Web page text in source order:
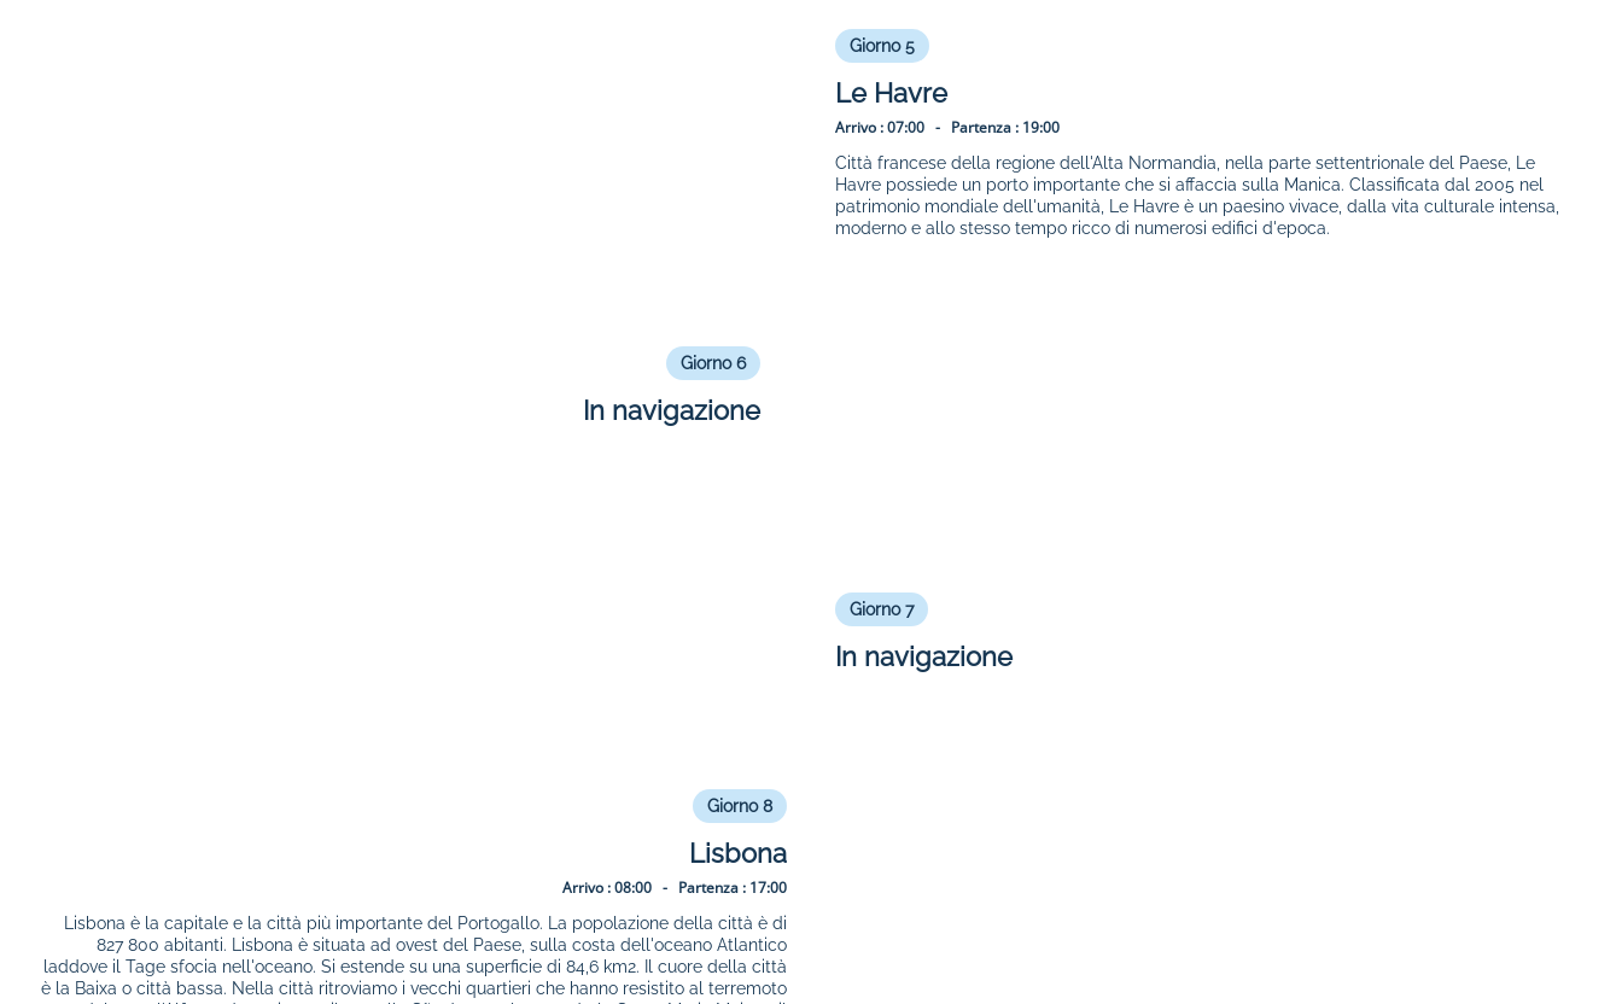
Giorno 5
Le Havre
Arrivo :07:00 - Partenza : 19:00
Città francese della regione dell'Alta Normandia, nella parte settentrionale del Paese, Le
Havre possiede un porto importante che si affaccia sulla Manica. Classificata dal 2005 nel
patrimonio mondiale dell'umanità, Le Havre è un paesino vivace, dalla vita culturale intensa,
moderno e allo stesso tempo ricco di numerosi edifici d'epoca.
Giorno 6
In navigazione
Giorno 7
In navigazione
Giorno 8
Lisbona
Arrivo :08:00 - Partenza : 17:00
Lisbona è la capitale e la città più importante del Portogallo. La popolazione della città è di
827 800 abitanti. Lisbona è situata ad ovest del Paese, sulla costa dell'oceano Atlantico
laddove il Tage sfocia nell'oceano. Si estende su una superficie di 84,6 km2. Il cuore della città
è la Baixa o città bassa. Nella città ritroviamo i vecchi quartieri che hanno resistito al terremoto